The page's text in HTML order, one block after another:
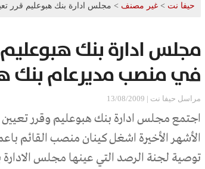
حيفا نت > غير مصنف > مجلس ادارة بنك هبوعليم قرر
مجلس ادارة بنك
في منصب مديرعام بنك
مراسل حيفا نت | 13/08/2009
اجتمع مجلس ادارة بنك هبوعليم وقرر
الأشهر الأخيرة اشغل كينان منصب القائم
توصية لجنة الرصد التي عينها مجلس